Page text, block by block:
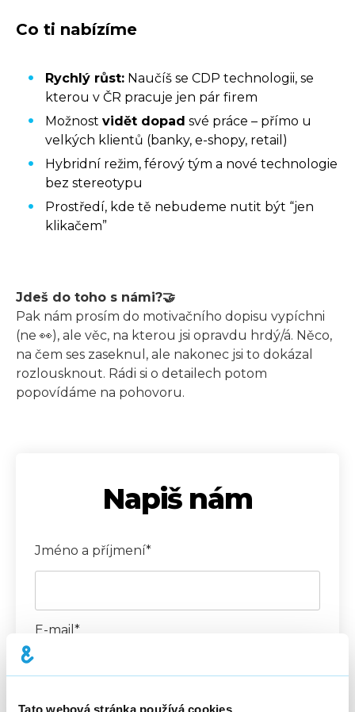
Tato webová stránka používá cookies
Co ti nabízíme
Rychlý růst: Naučíš se CDP technologii, se
kterou v ČR pracuje jen pár firem
Možnost vidět dopad své práce – přímo u
velkých klientů (banky, e-shopy, retail)
Hybridní režim, férový tým a nové technologie
bez stereotypu
Prostředí, kde tě nebudeme nutit být “jen
klikačem”
Jdeš do toho s námi?🤝
Pak nám prosím do motivačního dopisu vypíchni
(ne 👀), ale věc, na kterou jsi opravdu hrdý/á. Něco,
na čem ses zaseknul, ale nakonec jsi to dokázal
rozlousknout. Rádi si o detailech potom
popovídáme na pohovoru.
Napiš nám
Jméno a příjmení*
E-mail*